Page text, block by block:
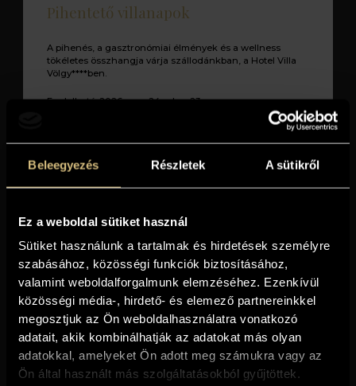
Beleegyezés Részletek A sütikről
Ez a weboldal sütiket használ
Sütiket használunk a tartalmak és hirdetések személyre
szabásához, közösségi funkciók biztosításához,
valamint weboldalforgalmunk elemzéséhez. Ezenkívül
közösségi média-, hirdető- és elemező partnereinkkel
megosztjuk az Ön weboldalhasználatra vonatkozó
adatait, akik kombinálhatják az adatokat más olyan
adatokkal, amelyeket Ön adott meg számukra vagy az
Ön által használt más szolgáltatásokból gyűjtöttek.
Pihentető villanapok
A pihenés, a gasztronómiai élmények és a wellness
tökéletes összhangja várja szállodánkban, a Hotel Villa
Völgy****ben.
Foglalható: 2026. aug. 24 - dec. 23.
Tovább a részletekhez